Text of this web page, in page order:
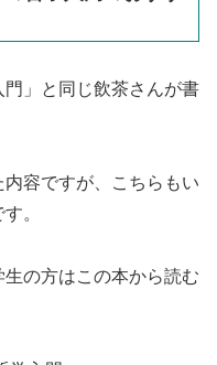
」と同じ飲茶さんが書
容ですが、こちらもい
。
の方はこの本から読む